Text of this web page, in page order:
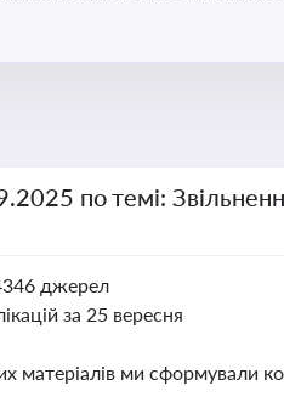
по темі:
джерел
за 25 вересня
матеріалів ми сформували